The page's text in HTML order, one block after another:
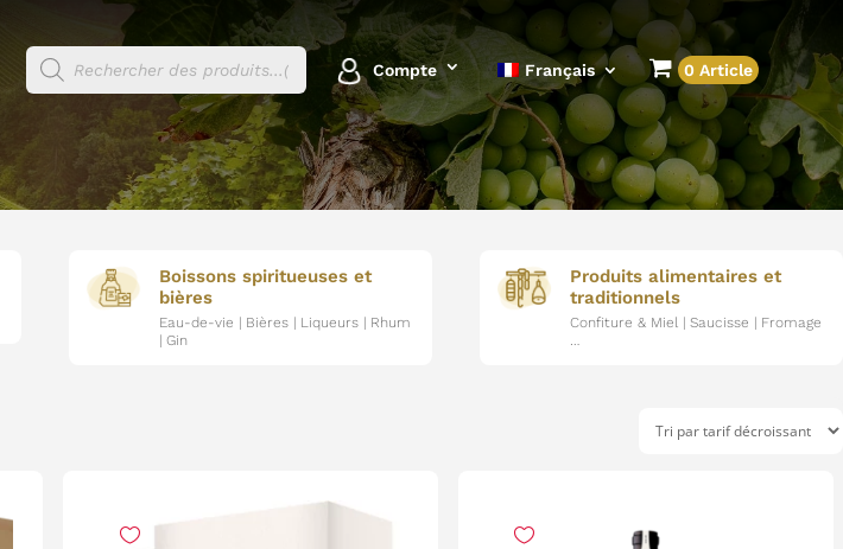
Recherche
de
produits
Compte Français 0 Article
Boissons spiritueuses et
bières
Eau-de-vie | Bières | Liqueurs | Rhum
| Gin
Produits alimentaires et
traditionnels
Confiture & Miel | Saucisse | Fromage